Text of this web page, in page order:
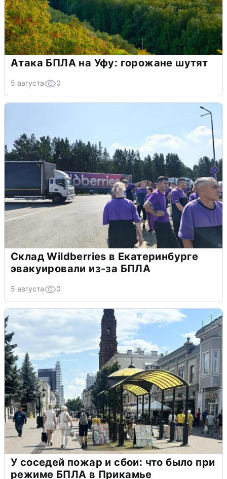
Атака БПЛА на Уфу: горожане шутят
5 августа 0
Склад Wildberries в Екатеринбурге
эвакуировали из-за БПЛА
5 августа 0
У соседей пожар и сбои: что было при
режиме БПЛА в Прикамье